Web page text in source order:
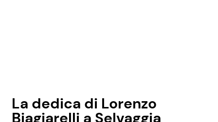
La dedica di Lorenzo
Biagiarelli a Selvaggia